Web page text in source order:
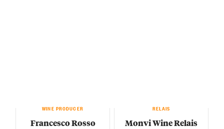
WINE PRODUCER
Francesco Rosso
RELAIS
Monvi Wine Relais